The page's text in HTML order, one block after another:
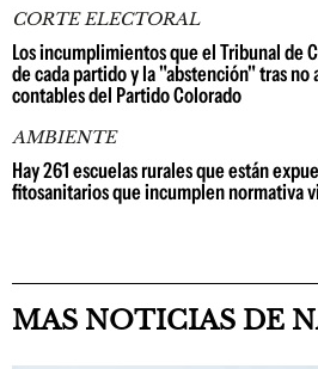
CORTE ELECTORAL
Los incumplimientos que el Tribunal de
de cada partido y la "abstención" tras no
contables del Partido Colorado
AMBIENTE
Hay 261 escuelas rurales que están
fitosanitarios que incumplen normativa
MAS NOTICIAS DE